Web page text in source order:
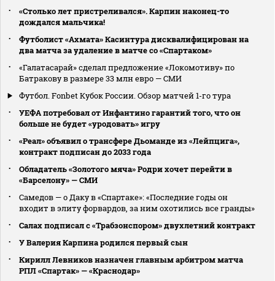
«Столько лет пристреливался». Карпин наконец-то
дождался мальчика!
Футболист «Ахмата» Касинтура дисквалифицирован на
два матча за удаление в матче со «Спартаком»
«Галатасарай» сделал предложение «Локомотиву» по
Батракову в размере 33 млн евро — СМИ
Футбол. Fonbet Кубок России. Обзор матчей 1-го тура
УЕФА потребовал от Инфантино гарантий того, что он
больше не будет «уродовать» игру
«Реал» объявил о трансфере Дьоманде из «Лейпцига»,
контракт подписан до 2033 года
Обладатель «Золотого мяча» Родри хочет перейти в
«Барселону» — СМИ
Самедов — о Даку в «Спартаке»: «Последние годы он
входит в элиту форвардов, за ним охотились все гранды»
Салах подписал с «Трабзонспором» двухлетний контракт
У Валерия Карпина родился первый сын
Кирилл Левников назначен главным арбитром матча
РПЛ «Спартак» — «Краснодар»